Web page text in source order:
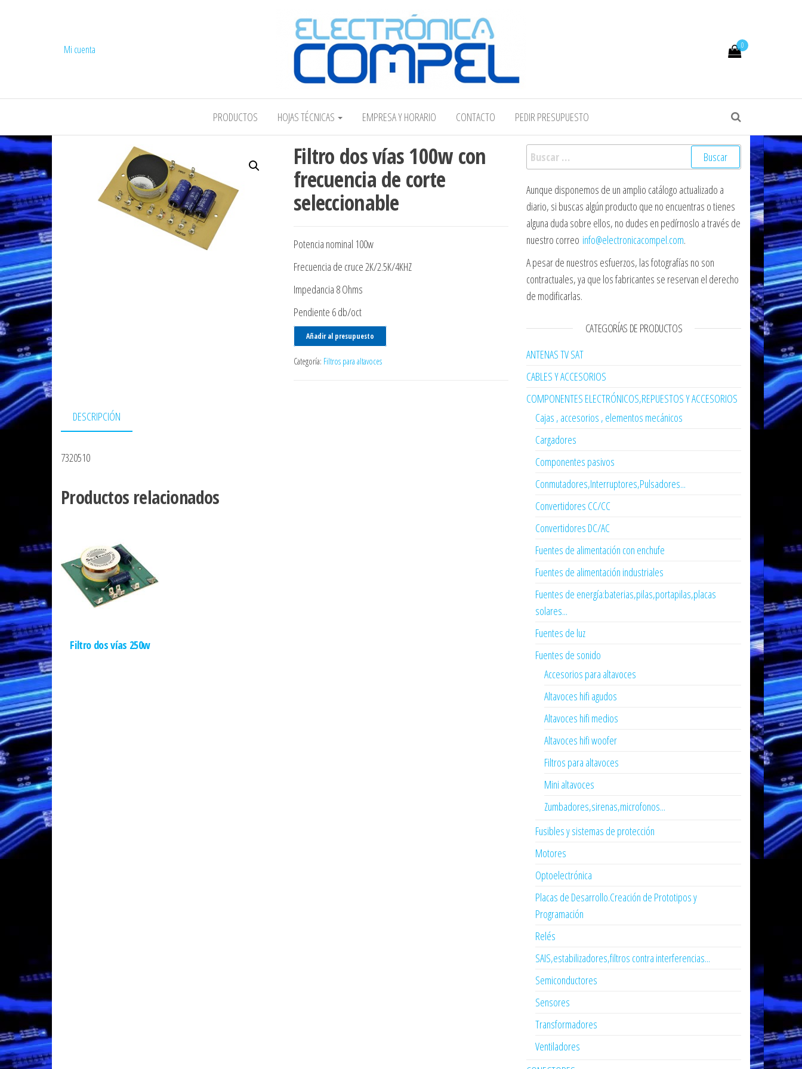
COMPEL Electrónica COMPEL
0
Mi cuenta
PRODUCTOS HOJAS TÉCNICAS EMPRESA Y HORARIO CONTACTO PEDIR PRESUPUESTO
Filtro dos vías 100w con
frecuencia de corte
seleccionable
Potencia nominal 100w
Frecuencia de cruce 2K/2.5K/4KHZ
Impedancia 8 Ohms
Pendiente 6 db/oct
Añadir al presupuesto
Categoría: Filtros para altavoces
DESCRIPCIÓN
7320510
Productos relacionados
Filtro dos vías 250w
Buscar:
Aunque disponemos de un amplio catálogo actualizado a
diario, si buscas algún producto que no encuentras o tienes
alguna duda sobre ellos, no dudes en pedírnoslo a través de
nuestro correo info@electronicacompel.com.
A pesar de nuestros esfuerzos, las fotografías no son
contractuales, ya que los fabricantes se reservan el derecho
de modificarlas.
CATEGORÍAS DE PRODUCTOS
ANTENAS TV SAT
CABLES Y ACCESORIOS
COMPONENTES ELECTRÓNICOS,REPUESTOS Y ACCESORIOS
Cajas , accesorios , elementos mecánicos
Cargadores
Componentes pasivos
Conmutadores,Interruptores,Pulsadores...
Convertidores CC/CC
Convertidores DC/AC
Fuentes de alimentación con enchufe
Fuentes de alimentación industriales
Fuentes de energía:baterias,pilas,portapilas,placas
solares...
Fuentes de luz
Fuentes de sonido
Accesorios para altavoces
Altavoces hifi agudos
Altavoces hifi medios
Altavoces hifi woofer
Filtros para altavoces
Mini altavoces
Zumbadores,sirenas,microfonos...
Fusibles y sistemas de protección
Motores
Optoelectrónica
Placas de Desarrollo.Creación de Prototipos y
Programación
Relés
SAIS,estabilizadores,filtros contra interferencias...
Semiconductores
Sensores
Transformadores
Ventiladores